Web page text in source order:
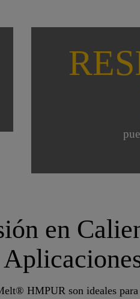
en
HMPUR son ideales